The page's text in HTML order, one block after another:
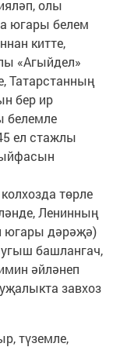
олы
югары белем
китте,
«Агыйдел»
Татарстанның
бер ир
белемле
ел стажлы
төрле
Ленинның
югары дәрәҗә)
башлангач,
әйләнеп
завхоз
түземле,